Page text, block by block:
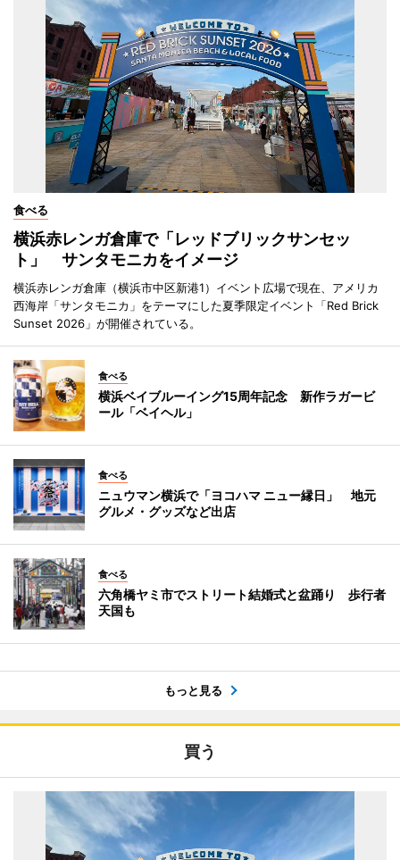
食べる
横浜赤レンガ倉庫で「レッドブリックサンセッ
ト」 サンタモニカをイメージ
横浜赤レンガ倉庫（横浜市中区新港1）イベント広場で現在、アメリカ
西海岸「サンタモニカ」をテーマにした夏季限定イベント「Red Brick
Sunset 2026」が開催されている。
食べる
横浜ベイブルーイング15周年記念 新作ラガービ
ール「ベイヘル」
食べる
ニュウマン横浜で「ヨコハマ ニュー縁日」 地元
グルメ・グッズなど出店
食べる
六角橋ヤミ市でストリート結婚式と盆踊り 歩行者
天国も
もっと見る
買う